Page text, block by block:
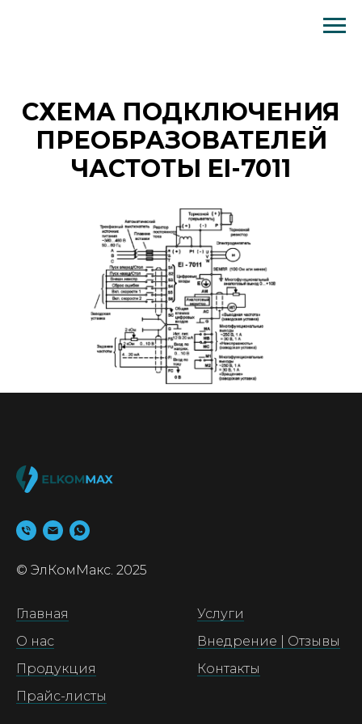
СХЕМА ПОДКЛЮЧЕНИЯ
ПРЕОБРАЗОВАТЕЛЕЙ
ЧАСТОТЫ EI-7011
© ЭлКомМакс. 2025
Главная
О нас
Продукция
Прайс-листы
Услуги
Внедрение | Отзывы
Контакты